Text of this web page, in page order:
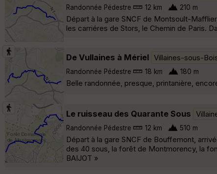
Randonnée Pédestre 12 km 210 m
Départ à la gare SNCF de Montsoult-
les carriéres de Stors, le Chemin de Paris.
De Vullaines à Mériel Villaines-sous-
Randonnée Pédestre 18 km 180 m
Belle randonnée, presque, printanière,
Le ruisseau des Quarante Sous
Randonnée Pédestre 12 km 510 m
Départ à la gare SNCF de Bouffemont,
des 40 sous, la forêt de Montmorency, la
BAIJOT »